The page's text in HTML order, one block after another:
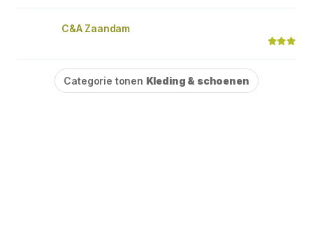
C&A Zaandam
Categorie tonen Kleding & schoenen